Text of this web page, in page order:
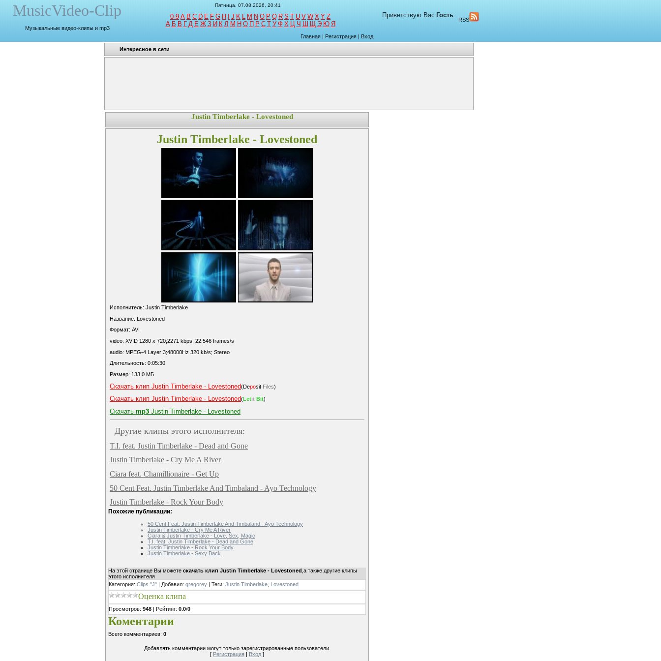
MusicVideo-Clip
Музыкальные видео-клипы и mp3
Пятница, 07.08.2026, 20:41
0-9 A B C D E F G H J K L M N O P Q R S T U V W X Y Z
A Б В Г Д Е Ж З И К Л М Н О П Р С Т У Ф Х Ц Ч Ш Щ Э Ю Я
Главная | Регистрация | Вход
Приветствую Вас Гость
RSS
Интересное в сети
Justin Timberlake - Lovestoned
Justin Timberlake - Lovestoned
Исполнитель: Justin Timberlake
Название: Lovestoned
Формат: AVI
video: XVID 1280 x 720;2271 kbps; 22.546 frames/s
audio: MPEG-4 Layer 3;48000Hz 320 kb/s; Stereo
Длительность: 0:05:30
Размер: 133.0 МБ
Скачать клип Justin Timberlake - Lovestoned(Deposit Files)
Скачать клип Justin Timberlake - Lovestoned(Letit Bit)
Скачать mp3 Justin Timberlake - Lovestoned
Другие клипы этого исполнителя:
T.I. feat. Justin Timberlake - Dead and Gone
Justin Timberlake - Cry Me A River
Ciara feat. Chamillionaire - Get Up
50 Cent Feat. Justin Timberlake And Timbaland - Ayo Technology
Justin Timberlake - Rock Your Body
Похожие публикации:
50 Cent Feat. Justin Timberlake And Timbaland - Ayo Technology
Justin Timberlake - Cry Me A River
Ciara & Justin Timberlake - Love, Sex, Magic
T.I. feat. Justin Timberlake - Dead and Gone
Justin Timberlake - Rock Your Body
Justin Timberlake - Sexy Back
На этой странице Вы можете скачать клип Justin Timberlake - Lovestoned ,а также другие клипы
этого исполнителя
Категория: Clips "J" | Добавил: gregorey | Теги: Justin Timberlake Lovestoned
Оценка клипа
Просмотров: 948 | Рейтинг: 0.0/0
Коментарии
Всего комментариев: 0
Добавлять комментарии могут только зарегистрированные пользователи.
[ Регистрация | Вход ]